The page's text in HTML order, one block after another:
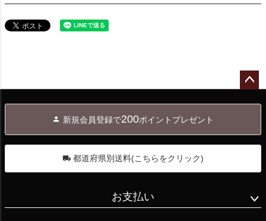
へ
新規会員登録で200ポイントプレゼント
都道府県別送料(こちらをクリック)
お支払い